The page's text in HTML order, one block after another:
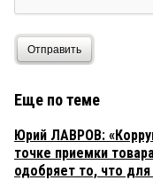
Отправить
Еще по теме
Юрий ЛАВРОВ:
точке приемки
одобряет то, что